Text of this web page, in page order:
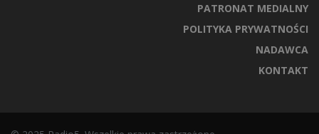
PATRONAT MEDIALNY
POLITYKA PRYWATNOŚCI
NADAWCA
KONTAKT